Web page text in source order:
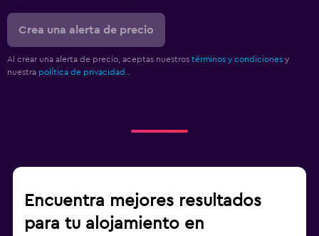
Crea una alerta de precio
Al crear una alerta de precio, aceptas nuestros términos y condiciones y
nuestra política de privacidad.
Encuentra mejores resultados
para tu alojamiento en